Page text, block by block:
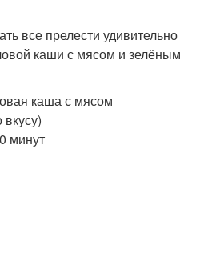
все прелести удивительно
каши с мясом и зелёным
каша с мясом
минут